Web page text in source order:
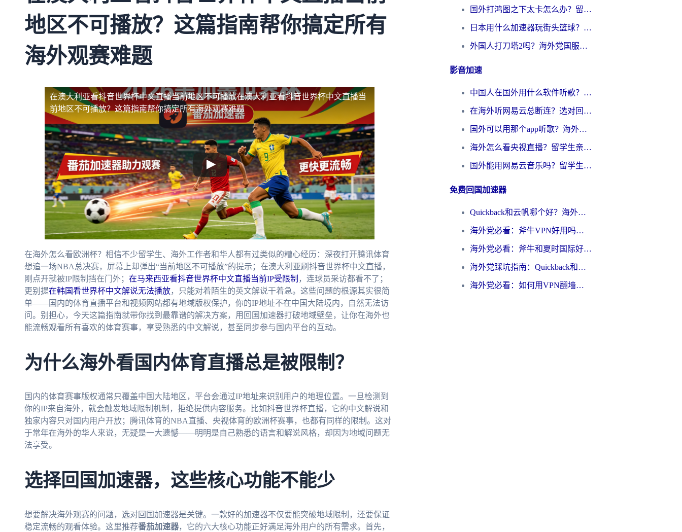
地区不可播放？这篇指南帮你搞定所有
海外观赛难题
在澳大利亚看抖音世界杯中文直播当前地区不可播放在澳大利亚看抖音世界杯中文直播当
前地区不可播放？这篇指南帮你搞定所有海外观赛难题
在海外怎么看欧洲杯？相信不少留学生、海外工作者和华人都有过类似的糟心经历：深夜打开腾讯体育
想追一场NBA总决赛，屏幕上却弹出“当前地区不可播放”的提示；在澳大利亚刷抖音世界杯中文直播，
刚点开就被IP限制挡在门外； 在马来西亚看抖音世界杯中文直播当前IP受限制 ，连球员采访都看不了；
更别提在韩国看世界杯中文解说无法播放，只能对着陌生的英文解说干着急。这些问题的根源其实很简
单——国内的体育直播平台和视频网站都有地域版权保护，你的IP地址不在中国大陆境内，自然无法访
问。别担心，今天这篇指南就带你找到最靠谱的解决方案，用回国加速器打破地域壁垒，让你在海外也
能流畅观看所有喜欢的体育赛事，享受熟悉的中文解说，甚至同步参与国内平台的互动。
为什么海外看国内体育直播总是被限制？
国内的体育赛事版权通常只覆盖中国大陆地区，平台会通过IP地址来识别用户的地理位置。一旦检测到
你的IP来自海外，就会触发地域限制机制，拒绝提供内容服务。比如抖音世界杯直播，它的中文解说和
独家内容只对国内用户开放；腾讯体育的NBA直播、央视体育的欧洲杯赛事，也都有同样的限制。这对
于常年在海外的华人来说，无疑是一大遗憾——明明是自己熟悉的语言和解说风格，却因为地域问题无
法享受。
选择回国加速器，这些核心功能不能少
想要解决海外观赛的问题，选对回国加速器是关键。一款好的加速器不仅要能突破地域限制，还要保证
稳定流畅的观看体验。这里推荐番茄加速器，它的六大核心功能正好满足海外用户的所有需求。首先，
国外打鸿图之下太卡怎么办？留学生亲测有效的国服游戏加速方案
日本用什么加速器玩街头篮球？海外党国服游戏不卡顿的终极攻略
外国人打刀塔2吗？海外党国服游戏加速避坑全攻略
影音加速
中国人在国外用什么软件听歌？别再被地域限制卡脖子，这篇教你轻松解锁国内音乐库
在海外听网易云总断连？选对回国加速器，告别地区限制和卡顿
国外可以用那个app听歌？海外党亲测有效的回国加速方案，轻松听国内音乐听书
海外怎么看央视直播？留学生亲测：3步解决版权限制+追剧自由
国外能用网易云音乐吗？留学生亲测：3步解决海外听歌难题
免费回国加速器
Quickback和云帆哪个好？海外党2026亲测指南：选对加速器大陆工具，无缝刷国内剧玩国服
海外党必看：斧牛VPN好用吗？和GoLinkVPN对比哪个回国效果更好？
海外党必看：斧牛和夏时国际好用吗？3步选对回国加速器，无缝刷国内资源
海外党踩坑指南：Quickback和归雁好用吗？选对加速器才能无缝刷国内资源
海外党必看：如何用VPN翻墙到大陆PTT？一篇解决你所有回国加速痛点